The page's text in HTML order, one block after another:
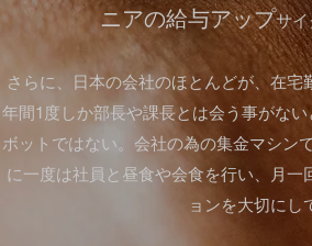
ニアの給与アップサイ
さらに、日本の会社のほとんどが、在
年間1度しか部長や課長とは会う事がな
ボットではない。会社の為の集金マシン
に一度は社員と昼食や会食を行い、月
ョンを大切にし